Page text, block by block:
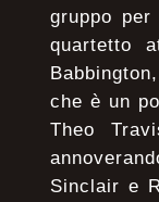
gruppo
quartetto
che è un
Theo
Sinclair e